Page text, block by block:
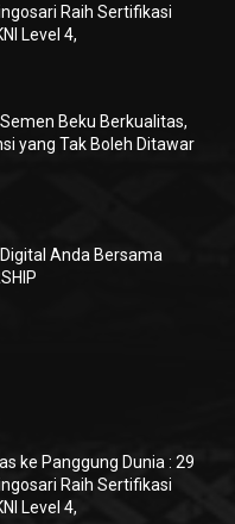
Raih Sertifikasi
Level 4,
Beku Berkualitas,
yang Tak Boleh Ditawar
Anda Bersama
ke Panggung Dunia : 29
Raih Sertifikasi
Level 4,